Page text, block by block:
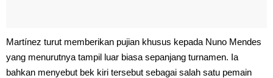
Martínez turut memberikan pujian khusus kepada Nuno Mendes
yang menurutnya tampil luar biasa sepanjang turnamen. Ia
bahkan menyebut bek kiri tersebut sebagai salah satu pemain